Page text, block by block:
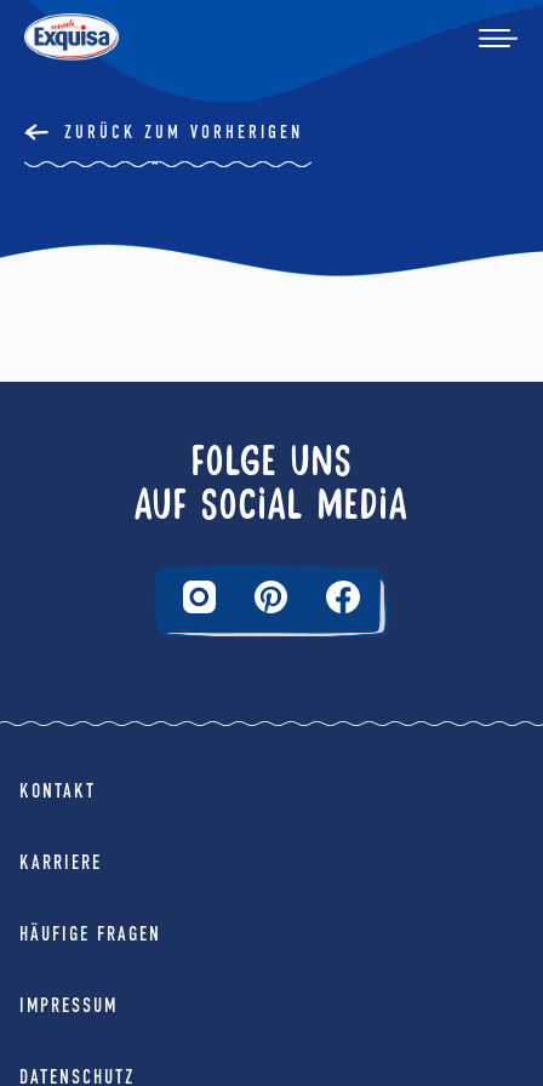
ZURÜCK ZUM VORHERIGEN
FOLGE UNS
AUF SOCIAL MEDIA
KONTAKT
KARRIERE
HÄUFIGE FRAGEN
IMPRESSUM
DATENSCHUTZ